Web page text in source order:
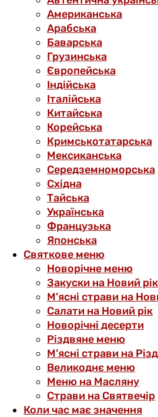
Американська
Арабська
Баварська
Грузинська
Європейська
Індійська
Італійська
Китайська
Корейська
Кримськотатарська
Мексиканська
Середземноморська
Східна
Тайська
Українська
Французька
Японська
Святкове меню
Новорічне меню
Закуски на Новий рік
М’ясні страви на
Салати на Новий рік
Новорічні десерти
Різдвяне меню
М’ясні страви на
Великоднє меню
Меню на Масляну
Страви на Святвечір
Коли час має значення